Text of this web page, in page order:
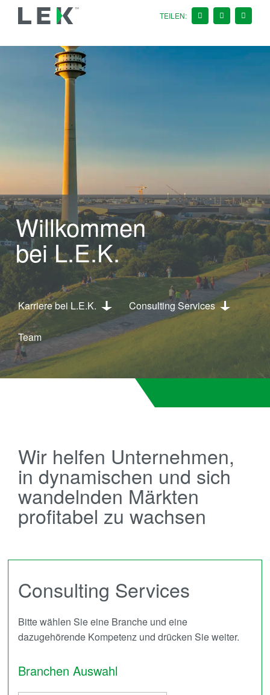
TEILEN:
Willkommen
bei L.E.K.
Karriere bei L.E.K. Consulting Services
Team
Wir helfen Unternehmen,
in dynamischen und sich
wandelnden Märkten
profitabel zu wachsen
Consulting Services
Bitte wählen Sie eine Branche und eine
dazugehörende Kompetenz und drücken Sie weiter.
Branchen Auswahl